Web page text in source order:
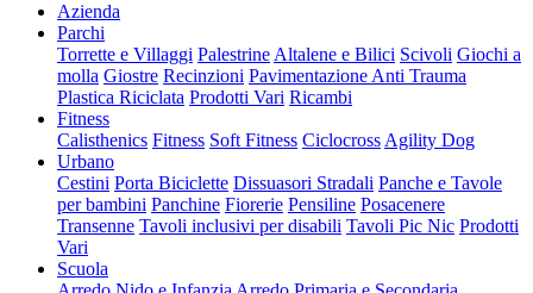
Azienda
Parchi
Torrette e Villaggi Palestrine Altalene e Bilici Scivoli Giochi a
molla Giostre Recinzioni Pavimentazione Anti Trauma
Plastica Riciclata Prodotti Vari Ricambi
Fitness
Calisthenics Fitness Soft Fitness Ciclocross Agility Dog
Urbano
Cestini Porta Biciclette Dissuasori Stradali Panche e Tavole
per bambini Panchine Fiorerie Pensiline Posacenere
Transenne Tavoli inclusivi per disabili Tavoli Pic Nic Prodotti
Vari
Scuola